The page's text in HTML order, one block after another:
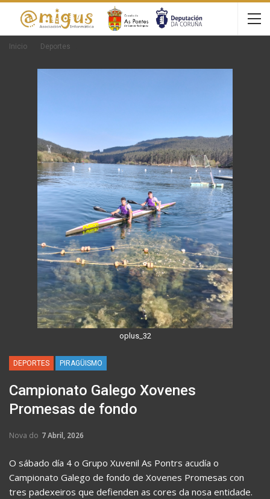
Inicio Deportes
oplus_32
DEPORTES PIRAGÜISMO
Campionato Galego Xovenes
Promesas de fondo
Nova do 7 Abril, 2026
O sábado día 4 o Grupo Xuvenil As Pontrs acudía o
Campionato Galego de fondo de Xovenes Promesas con
tres padexeiros que defienden as cores da nosa entidade.